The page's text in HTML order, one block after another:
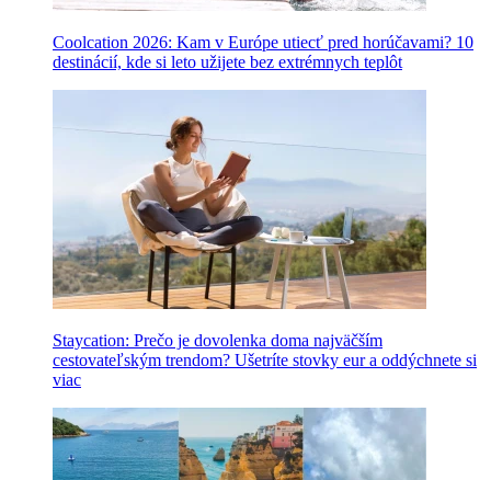
Coolcation 2026: Kam v Európe utiecť pred horúčavami? 10
destinácií, kde si leto užijete bez extrémnych teplôt
Staycation: Prečo je dovolenka doma najväčším
cestovateľským trendom? Ušetríte stovky eur a oddýchnete si
viac